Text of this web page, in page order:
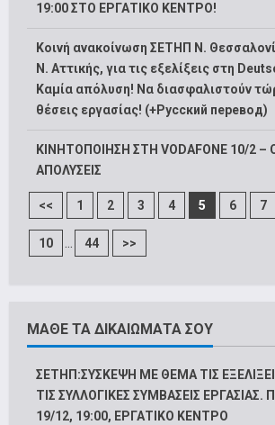
19:00 ΣΤΟ ΕΡΓΑΤΙΚΟ ΚΕΝΤΡΟ!
Κοινή ανακοίνωση ΣΕΤΗΠ Ν.
N. Αττικής, για τις εξελίξεις στη
Καμία απόλυση! Να διασφαλιστούν
θέσεις εργασίας! (+Русский перевод)
ΚΙΝΗΤΟΠΟΙΗΣΗ ΣΤΗ VODAFONE 10/2 –
ΑΠΟΛΥΣΕΙΣ
<< 1 2 3 4 5 6 7
10 ... 44 >>
ΜΑΘΕ ΤΑ ΔΙΚΑΙΩΜΑΤΑ ΣΟΥ
ΣΕΤΗΠ:ΣΥΣΚΕΨΗ ΜΕ ΘΕΜΑ ΤΙΣ
ΤΙΣ ΣΥΛΛΟΓΙΚΕΣ ΣΥΜΒΑΣΕΙΣ ΕΡΓΑΣΙΑΣ.
19/12, 19:00, ΕΡΓΑΤΙΚΟ ΚΕΝΤΡΟ